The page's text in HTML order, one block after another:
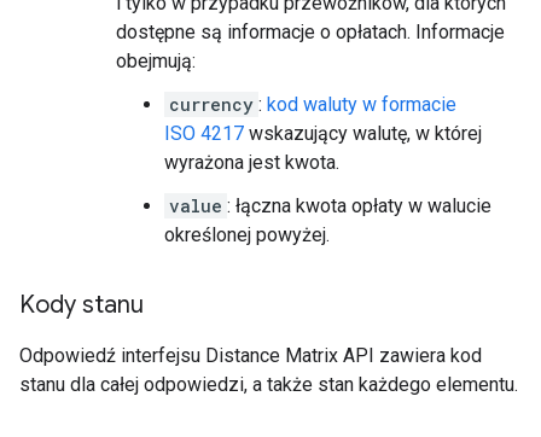
dostępne są informacje o opłatach. Informacje
obejmują:
currency : kod waluty w formacie
ISO 4217 wskazujący walutę, w której
wyrażona jest kwota.
value : łączna kwota opłaty w walucie
określonej powyżej.
Kody stanu
Odpowiedź interfejsu Distance Matrix API zawiera kod
stanu dla całej odpowiedzi, a także stan każdego elementu.